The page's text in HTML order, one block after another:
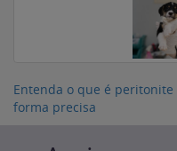
Entenda o que é
forma precisa